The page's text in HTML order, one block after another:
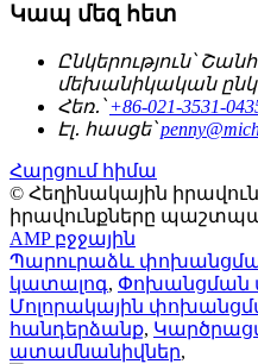
Կապ մեզ հետ
Ընկերություն՝
մեխանիկական
Հեռ․՝ +86-021-3531-
Էլ․ հասցե՝
Հարցում հիմա
© Հեղինակային իրավունք
իրավունքները
AMP բջջային
Պարուրաձև
կատալոգ, Փոխանցման
Մոլորակային
հանդերձանք,
ատամնանիվներ,